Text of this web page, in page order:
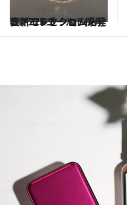
2026.7.29
ミキモトとクロムハーツ、22Kゴールド採用の新コレクションを発表